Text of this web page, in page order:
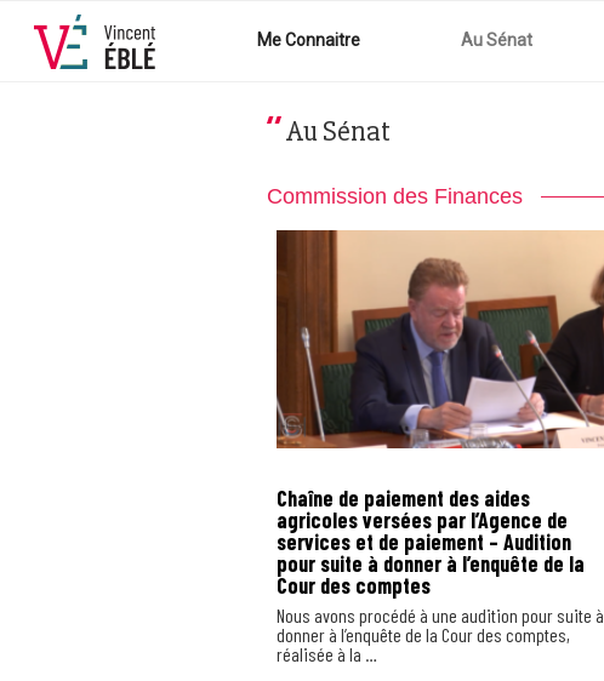
contenu
principal
Me Connaitre Au Sénat
Au Sénat
Commission des Finances
Chaîne de paiement des aides
agricoles versées par l’Agence de
services et de paiement – Audition
pour suite à donner à l’enquête de la
Cour des comptes
Nous avons procédé à une audition pour suite à
donner à l’enquête de la Cour des comptes,
réalisée à la …